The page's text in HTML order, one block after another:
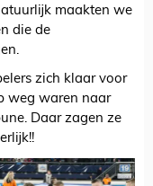
maakten we
die de
zich klaar voor
weg waren naar
Daar zagen ze